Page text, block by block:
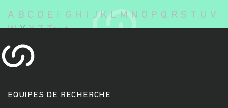
A B C D E F G H J K L M N O P Q R S T U V
W X Y Z Tout
EQUIPES DE RECHERCHE